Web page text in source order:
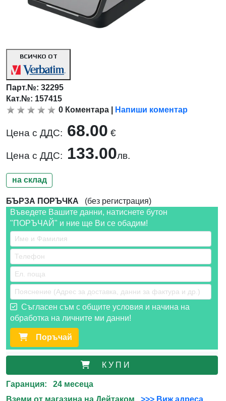
ВСИЧКО ОТ
Парт.№:32295
Кат.№: 157415
0 Коментара Напиши коментар
Цена с ДДС: 68.00 €
Цена с ДДС: 133.00лв.
на склад
БЪРЗА ПОРЪЧКА (без регистрация)
Въведете Вашите данни, натиснете бутон
"ПОРЪЧАЙ" и ние ще Ви се обадим!
Съгласен съм с общите условия и начина на
обработка на личните ми данни!
Поръчай
К У П И
Гаранция: 24 месеца
Вземи от магазина на Дейтаком
>>> Виж адреса